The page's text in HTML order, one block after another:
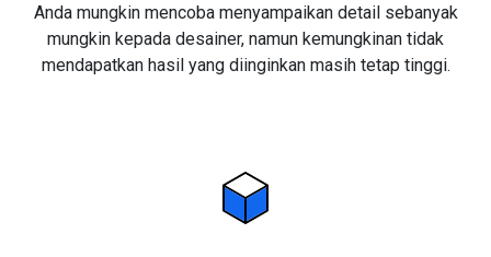
Anda mungkin mencoba menyampaikan detail sebanyak
mungkin kepada desainer, namun kemungkinan tidak
mendapatkan hasil yang diinginkan masih tetap tinggi.